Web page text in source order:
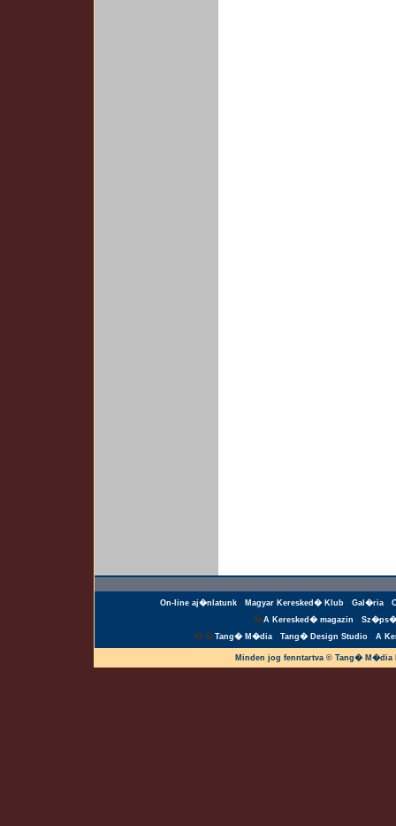
On-line aj�nlatunk Magyar Keresked� Klub Gal�ria
�A Keresked� magazin
��Tang� M�dia Tang� Design Studio A
Minden jog fenntartva © Tang�